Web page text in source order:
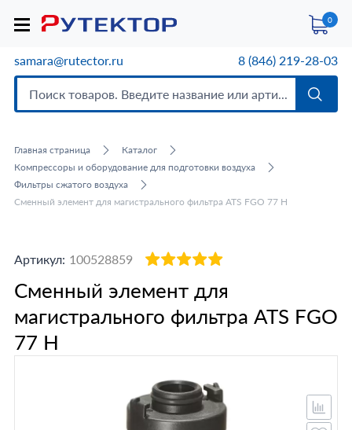
0
samara@rutector.ru 8 (846) 219-28-03
Главная страница
Каталог
Компрессоры и оборудование для подготовки воздуха
Фильтры сжатого воздуха
Сменный элемент для магистрального фильтра ATS FGO 77 H
Артикул: 100528859
Сменный элемент для
магистрального фильтра ATS FGO
77 H